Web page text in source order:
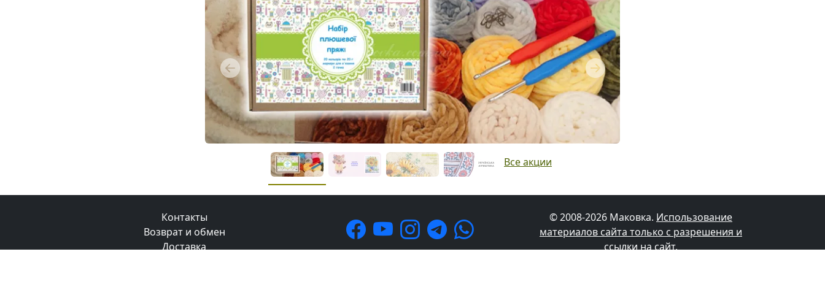
Previous Next
Все акции
Контакты
Возврат и обмен
Доставка
© 2008-2026 Маковка. Использование
материалов сайта только с разрешения и
ссылки на сайт.